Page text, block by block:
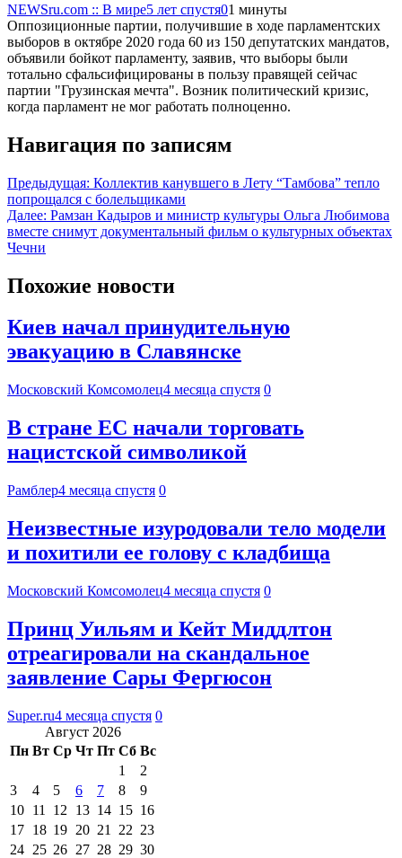
NEWSru.com :: В мире5 лет спустя01 минуты
Оппозиционные партии, получившие в ходе парламентских
выборов в октябре 2020 года 60 из 150 депутатских мандатов,
объявили бойкот парламенту, заявив, что выборы были
тотально сфальсифицированы в пользу правящей сейчас
партии "Грузинская мечта". Возник политический кризис,
когда парламент не мог работать полноценно.
Навигация по записям
Предыдущая: Коллектив канувшего в Лету “Тамбова” тепло
попрощался с болельщиками
Далее: Рамзан Кадыров и министр культуры Ольга Любимова
вместе снимут документальный фильм о культурных объектах
Чечни
Похожие новости
Киев начал принудительную
эвакуацию в Славянске
Московский Комсомолец4 месяца спустя 0
В стране ЕС начали торговать
нацистской символикой
Рамблер4 месяца спустя 0
Неизвестные изуродовали тело модели
и похитили ее голову с кладбища
Московский Комсомолец4 месяца спустя 0
Принц Уильям и Кейт Миддлтон
отреагировали на скандальное
заявление Сары Фергюсон
Super.ru4 месяца спустя 0
Август 2026
Пн Вт Ср Чт Пт Сб Вс
1
2
3
4 5 6 7 8
9
10 11 12 13 14 15 16
17 18 19 20 21 22 23
24 25 26 27 28 29 30